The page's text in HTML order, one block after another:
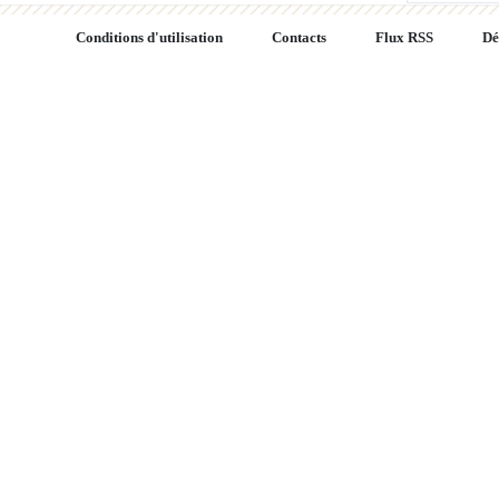
Conditions d'utilisation Contacts Flux RSS